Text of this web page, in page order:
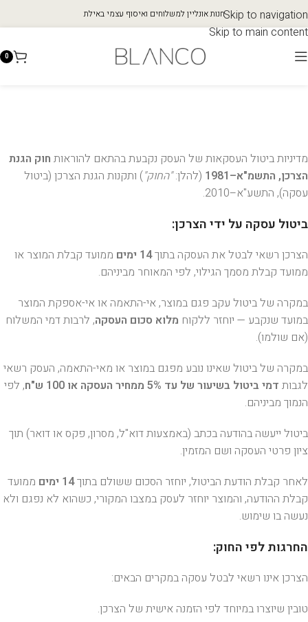
Skip to navigation
Skip to main content
חנות אונליין למשלוחים ואיסוף עצמי באילת
0
מדיניות ביטול העסקאות של העסק נקבעת בהתאם להוראות חוק הגנת
הצרכן, התשמ"א–1981
(להלן:"החוק") ותקנות הגנת הצרכן (ביטול
עסקה), התשע"א–2010.
ביטול עסקה על ידי הצרכן:
הצרכן רשאי לבטל את העסקה בתוך14 ימים
ממועד קבלת המוצר או
ממועד קבלת מסמך הגילוי, לפי המאוחר מביניהם.
במקרה של ביטול עקב פגם במוצר, אי-התאמה או אי-אספקת המוצר
במועד שנקבע — יוחזר ללקוח מלוא סכום העסקה, לרבות דמי המשלוח
(אם שולמו).
במקרה של ביטול שאינו נובע מפגם במוצר או מאי-התאמה, העסק רשאי
לגבות דמי ביטול בשיעור של עד 5% ממחיר העסקה או 100 ש"ח
, לפי
הנמוך מביניהם.
ביטול ייעשה בהודעה בכתב (באמצעות דוא"ל, מסרון, פקס או דואר) תוך
ציון פרטי העסקה ושם המזמין.
לאחר קבלת הודעת הביטול, יוחזר הסכום ששולם בתוך14 ימים
ממועד
קבלת ההודעה, והמוצר יוחזר לעסק במצבו המקורי, כשהוא לא נפגם ולא
נעשה בו שימוש.
החרגות לפי החוק:
הצרכן אינו רשאי לבטל עסקה במקרים הבאים:
טובין שיוצרו במיוחד לפי הזמנה אישית של הצרכן.